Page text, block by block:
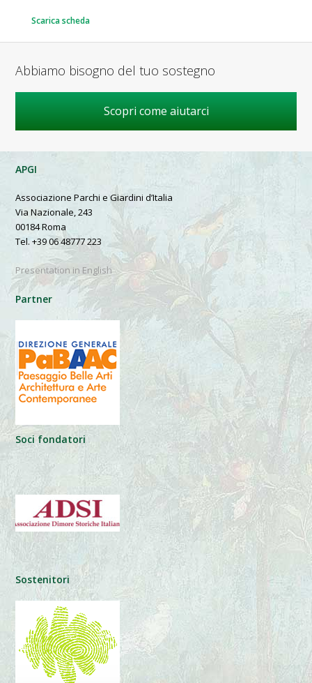
Scarica scheda
Abbiamo bisogno del tuo sostegno
Scopri come aiutarci
APGI
Associazione Parchi e Giardini d’Italia
Via Nazionale, 243
00184 Roma
Tel. +39 06 48777 223
Presentation in English
Partner
Soci fondatori
Sostenitori